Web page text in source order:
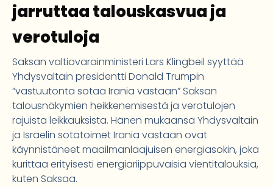
jarruttaa talouskasvua ja
verotuloja
Saksan valtiovarainministeri Lars Klingbeil syyttää
Yhdysvaltain presidentti Donald Trumpin
”vastuutonta sotaa Irania vastaan” Saksan
talousnäkymien heikkenemisestä ja verotulojen
rajuista leikkauksista. Hänen mukaansa Yhdysvaltain
ja Israelin sotatoimet Irania vastaan ovat
käynnistäneet maailmanlaajuisen energiasokin, joka
kurittaa erityisesti energia­riippuvaisia vientitalouksia,
kuten Saksaa.